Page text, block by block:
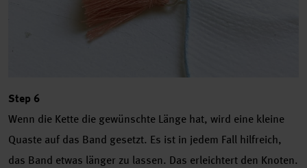
Step 6
Wenn die Kette die gewünschte Länge hat, wird eine kleine
Quaste auf das Band gesetzt. Es ist in jedem Fall hilfreich,
das Band etwas länger zu lassen. Das erleichtert den Knoten.